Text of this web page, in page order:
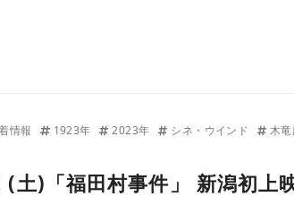
情報 1923年 2023年 シネ・ウインド 木
土)「福田村事件」 新潟初上